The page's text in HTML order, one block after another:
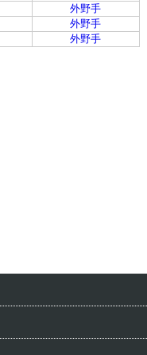
外野手
外野手
外野手